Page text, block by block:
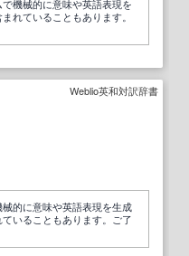
機械的に意味や英語表現を
れていることもあります。
Weblio英和対訳辞書
的に意味や英語表現を生成
いることもあります。ご了